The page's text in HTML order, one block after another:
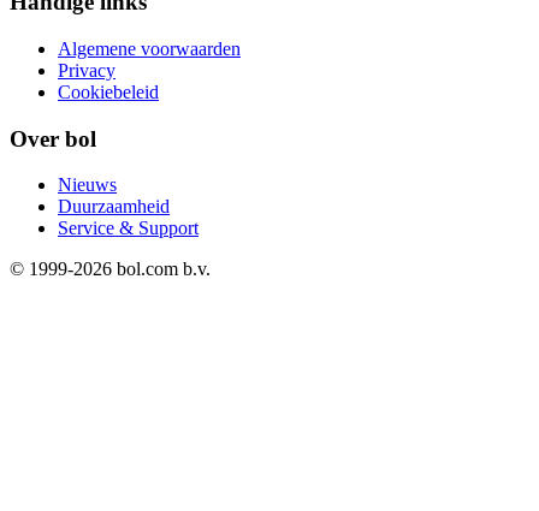
Algemene voorwaarden
Privacy
Cookiebeleid
Over bol
Nieuws
Duurzaamheid
Service & Support
© 1999-2026 bol.com b.v.